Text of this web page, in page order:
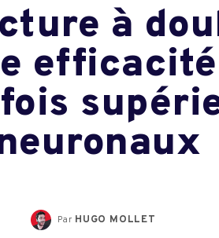
à
Par HUGO MOLLET